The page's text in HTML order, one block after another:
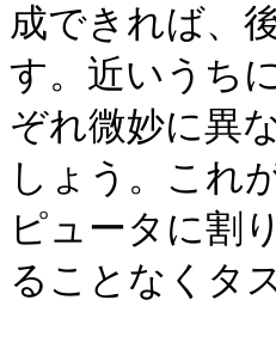
成できれば、
す。近いうち
ぞれ微妙に異
しょう。これ
ピュータに割
ることなくタ